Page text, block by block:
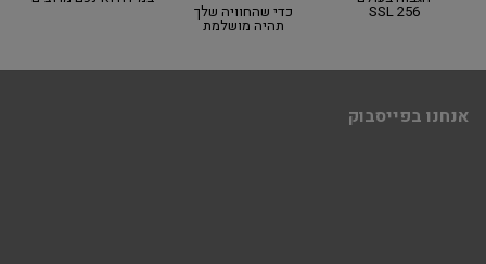
SSL 256 כדי שהחוויה שלך
תהיה מושלמת
אנחנו בפייסבוק